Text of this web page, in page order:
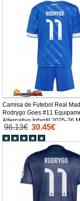
Camisa de Futebol Real
Rodrygo Goes #11
Alternativo Infantil 2025-26
Curta (+ Calças curtas)
96.13€ 30.45€